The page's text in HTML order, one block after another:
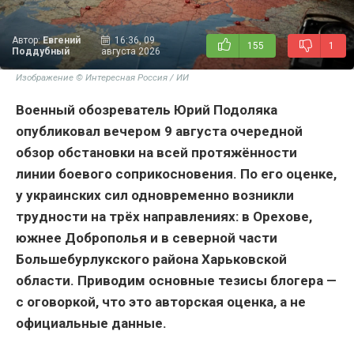
Автор:Евгений
Поддубный
16:36, 09
августа 2026
155 1
Изображение © Интересная Россия / ИИ
Военный обозреватель Юрий Подоляка
опубликовал вечером 9 августа очередной
обзор обстановки на всей протяжённости
линии боевого соприкосновения. По его оценке,
у украинских сил одновременно возникли
трудности на трёх направлениях: в Орехове,
южнее Доброполья и в северной части
Большебурлукского района Харьковской
области. Приводим основные тезисы блогера —
с оговоркой, что это авторская оценка, а не
официальные данные.